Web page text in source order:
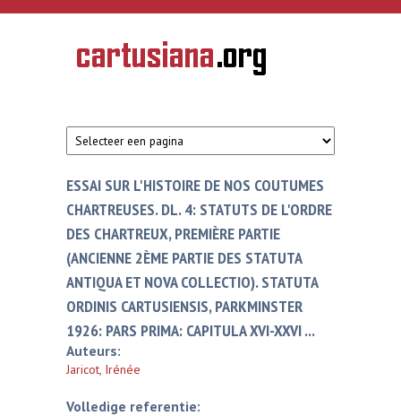
Overslaan en naar de inhoud gaan
CARTUSIANA
Geschiedenis
van de
ESSAI SUR L'HISTOIRE DE NOS COUTUMES
CHARTREUSES. DL. 4: STATUTS DE L'ORDRE
DES CHARTREUX, PREMIÈRE PARTIE
(ANCIENNE 2ÈME PARTIE DES STATUTA
ANTIQUA ET NOVA COLLECTIO). STATUTA
ORDINIS CARTUSIENSIS, PARKMINSTER
1926: PARS PRIMA: CAPITULA XVI-XXVI ...
Auteurs:
Jaricot, Irénée
Volledige referentie: